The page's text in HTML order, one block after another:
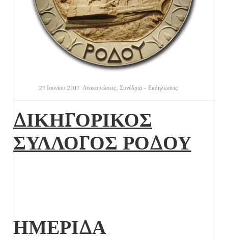
27 Ιουνίου 2017 Ανακοινώσεις, Συνέδρια - Εκδηλώσεις
ΔΙΚΗΓΟΡΙΚΟΣ
ΣΥΛΛΟΓΟΣ ΡΟΔΟΥ
ΗΜΕΡΙΔΑ